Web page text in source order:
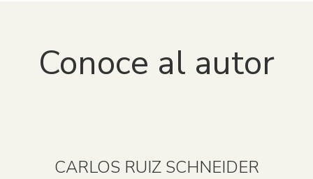
Para más información, pueden consultar los términos y
condiciones en la plataforma
VitalSource Bookshelfo
Conoce al autor
CARLOS RUIZ SCHNEIDER